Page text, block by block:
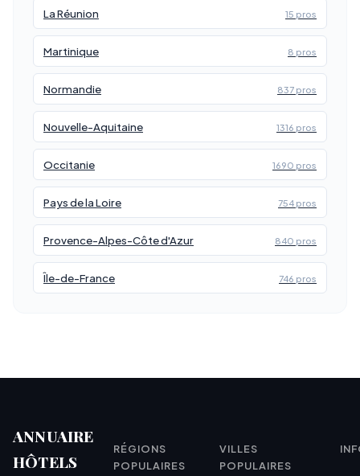
La Réunion 15 pros
Martinique 8 pros
Normandie 837 pros
Nouvelle-Aquitaine 1316 pros
Occitanie 1690 pros
Pays de la Loire 754 pros
Provence-Alpes-Côte d'Azur 840 pros
Île-de-France 746 pros
ANNUAIRE
HÔTELS
RÉGIONS
POPULAIRES
VILLES
POPULAIRES